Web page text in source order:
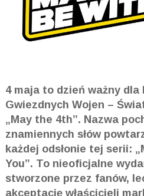
4 maja to dzień ważny dla
Gwiezdnych Wojen –
„May the 4th”. Nazwa
znamiennych słów
każdej odsłonie tej serii:
You”. To nieoficjalne
stworzone przez fanów,
akceptację właścicieli